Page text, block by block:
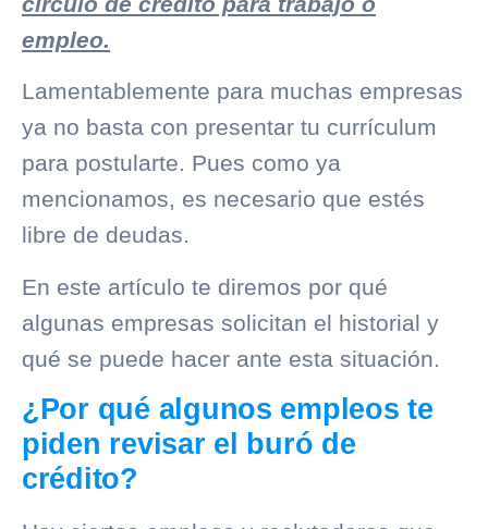
empleo.
Lamentablemente para muchas empresas
ya no basta con presentar tu currículum
para postularte. Pues como ya
mencionamos, es necesario que estés
libre de deudas.
En este artículo te diremos por qué
algunas empresas solicitan el historial y
qué se puede hacer ante esta situación.
¿Por qué algunos empleos te
piden revisar el buró de
crédito?